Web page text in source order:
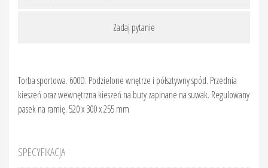
Zadaj pytanie
Torba sportowa. 600D. Podzielone wnętrze i półsztywny spód. Przednia
kieszeń oraz wewnętrzna kieszeń na buty zapinane na suwak. Regulowany
pasek na ramię. 520 x 300 x 255 mm
SPECYFIKACJA